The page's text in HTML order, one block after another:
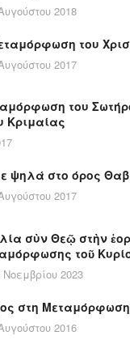
2018
του
2017
του
Κριμαίας
ψηλά στο όρος
2017
σὺν Θεῷ στὴν
τοῦ
Νοεμβρίου 2023
στη Μεταμόρφωση
2016